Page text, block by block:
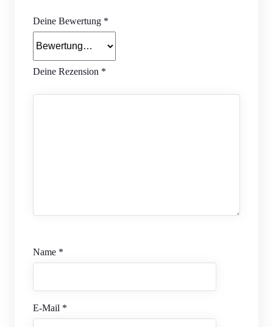
Deine Bewertung *
Deine Rezension *
Name *
E-Mail *